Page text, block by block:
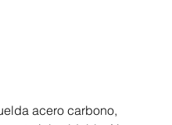
acero carbono,